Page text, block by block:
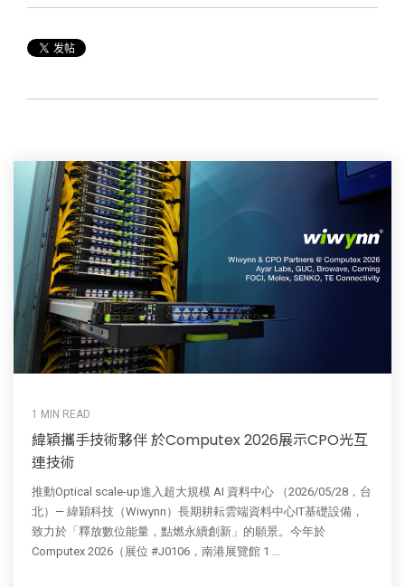
1 MIN READ
緯穎攜手技術夥伴 於Computex 2026展示CPO光互
連技術
推動Optical scale-up進入超大規模 AI 資料中心 （2026/05/28，台
北）— 緯穎科技（Wiwynn）長期耕耘雲端資料中心IT基礎設備，
致力於「釋放數位能量，點燃永續創新」的願景。今年於
Computex 2026（展位 #J0106，南港展覽館 1 ...